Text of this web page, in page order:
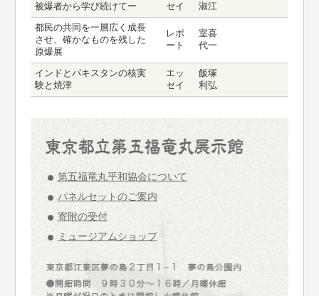
被爆者から学び続けてー
セイ
淑江
都民の共同を一層広く成長
させ、確かなものを残した
原爆展
レポ
ート
室喜
代一
インドとパキスタンの核実
験と焼津
エッ
セイ
飯塚
利弘
第五福竜丸平和協会について
パネルセットのご案内
寄附の受付
ミュージアムショップ